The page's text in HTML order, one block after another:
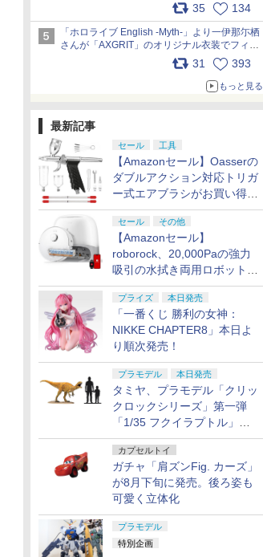
が公開 pic.x.com/HIcLLIM3ar35 134
「ホロライブ English -Myth-」より一伊那尓栖
さんが「AXGRIT」のオリジナル衣装でフィギ
ュア化 pic.x.com/YMGhdIAzNa
31 393
もっと見る
最新記事
セール 工具
【Amazonセール】Oasserの
ダブルアクション対応トリガ
ー式エアブラシがお買い得価
格で登場！
セール その他
【Amazonセール】
roborock、20,000Paの強力
吸引の水拭き両用ロボット掃
除機「Qrevo Curv 2 Flow」
がお買い得！
プライズ 本日発売
「一番くじ 勝利の女神：
NIKKE CHAPTER8」本日よ
り順次発売！
プラモデル 本日発売
タミヤ、プラモデル「クリッ
クロックシリーズ」第一弾
「1/35 フクイラプトル」本
日発売！
カプセルトイ
ガチャ「肩ズンFig. カーズ」
が8月下旬に発売。後ろ姿も
可愛く立体化
プラモデル
特別企画